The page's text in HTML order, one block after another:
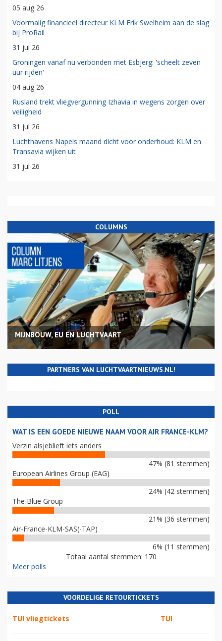
05 aug 26
Voormalig financieel directeur KLM Erik Swelheim aan de slag
bij ProRail
31 jul 26
Groningen vanaf nu verbonden met Esbjerg: 'scheelt zeven
uur rijden'
04 aug 26
Rusland trekt vliegvergunning Izhavia in wegens zorgen over
veiligheid
31 jul 26
Luchthavens Napels maand dicht voor onderhoud: KLM en
Transavia wijken uit
31 jul 26
COLUMNS
MIJNBOUW, EU EN LUCHTVAART
PARTNERS VAN LUCHTVAARTNIEUWS.NL!
POLL
WAT IS EEN GOEDE NIEUWE NAAM VOOR AIR FRANCE-KLM?
Verzin alsjeblieft iets anders
47% (81 stemmen)
European Airlines Group (EAG)
24% (42 stemmen)
The Blue Group
21% (36 stemmen)
Air-France-KLM-SAS(-TAP)
6% (11 stemmen)
Totaal aantal stemmen: 170
Meer polls
VOORDELIGE RETOURTICKETS
TUI vliegtickets TUI